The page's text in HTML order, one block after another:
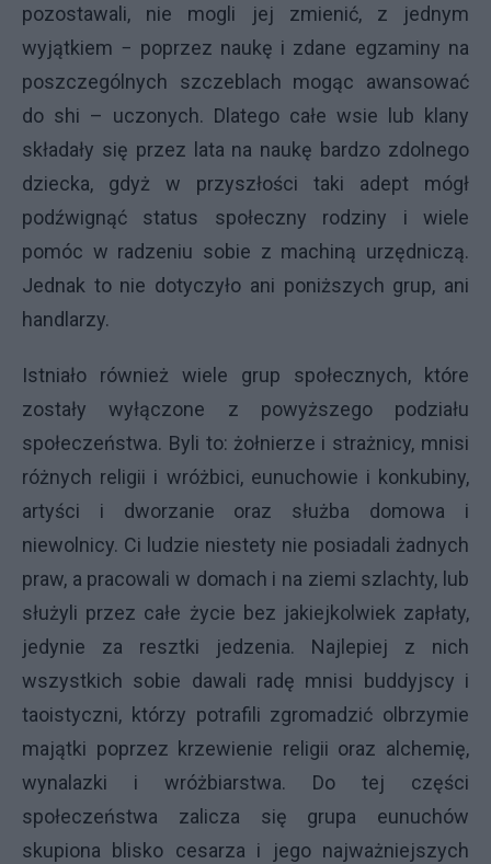
pozostawali, nie mogli jej zmienić, z jednym
wyjątkiem − poprzez naukę i zdane egzaminy na
poszczególnych szczeblach mogąc awansować
do shi – uczonych. Dlatego całe wsie lub klany
składały się przez lata na naukę bardzo zdolnego
dziecka, gdyż w przyszłości taki adept mógł
podźwignąć status społeczny rodziny i wiele
pomóc w radzeniu sobie z machiną urzędniczą.
Jednak to nie dotyczyło ani poniższych grup, ani
handlarzy.
Istniało również wiele grup społecznych, które
zostały wyłączone z powyższego podziału
społeczeństwa. Byli to: żołnierze i strażnicy, mnisi
różnych religii i wróżbici, eunuchowie i konkubiny,
artyści i dworzanie oraz służba domowa i
niewolnicy. Ci ludzie niestety nie posiadali żadnych
praw, a pracowali w domach i na ziemi szlachty, lub
służyli przez całe życie bez jakiejkolwiek zapłaty,
jedynie za resztki jedzenia. Najlepiej z nich
wszystkich sobie dawali radę mnisi buddyjscy i
taoistyczni, którzy potrafili zgromadzić olbrzymie
majątki poprzez krzewienie religii oraz alchemię,
wynalazki i wróżbiarstwa. Do tej części
społeczeństwa zalicza się grupa eunuchów
skupiona blisko cesarza i jego najważniejszych